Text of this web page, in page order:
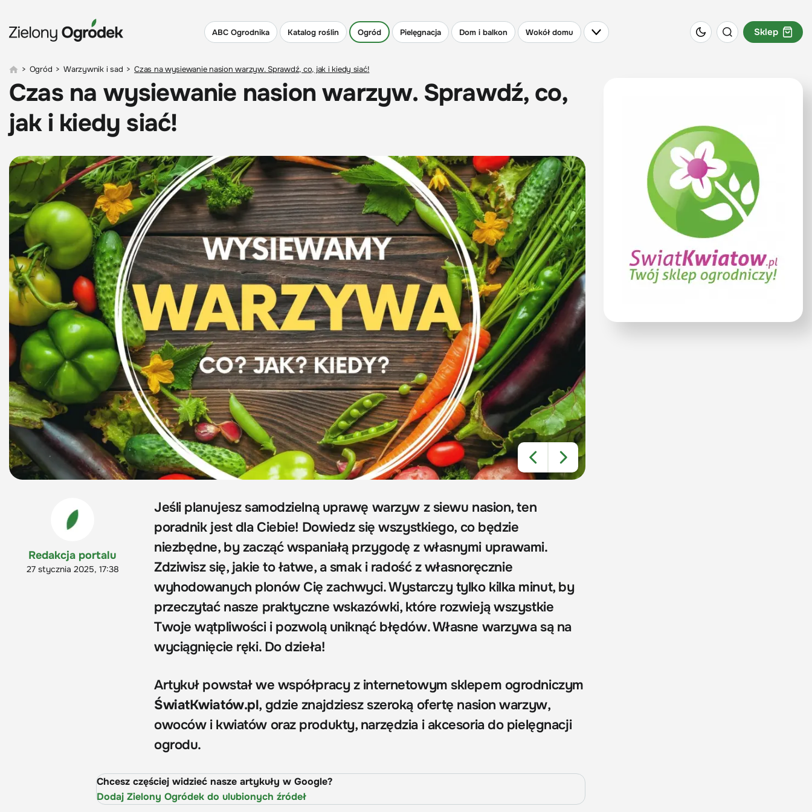
ABC Ogrodnika Katalog roślin Ogród Pielęgnacja Dom i balkon Wokół domu Sklep
> Ogród > Warzywnik i sad > Czas na wysiewanie nasion warzyw. Sprawdź, co, jak i kiedy siać!
Czas na wysiewanie nasion warzyw. Sprawdź, co,
jak i kiedy siać!
Redakcja portalu
27 stycznia 2025, 17:38
Jeśli planujesz samodzielną uprawę warzyw z siewu nasion, ten
poradnik jest dla Ciebie! Dowiedz się wszystkiego, co będzie
niezbędne, by zacząć wspaniałą przygodę z własnymi uprawami.
Zdziwisz się, jakie to łatwe, a smak i radość z własnoręcznie
wyhodowanych plonów Cię zachwyci. Wystarczy tylko kilka minut, by
przeczytać nasze praktyczne wskazówki, które rozwieją wszystkie
Twoje wątpliwości i pozwolą uniknąć błędów. Własne warzywa są na
wyciągnięcie ręki. Do dzieła!
Artykuł powstał we współpracy z internetowym sklepem ogrodniczym
ŚwiatKwiatów.pl, gdzie znajdziesz szeroką ofertę nasion warzyw,
owoców i kwiatów oraz produkty, narzędzia i akcesoria do pielęgnacji
ogrodu.
Chcesz częściej widzieć nasze artykuły w Google?
Dodaj Zielony Ogródek do ulubionych źródeł